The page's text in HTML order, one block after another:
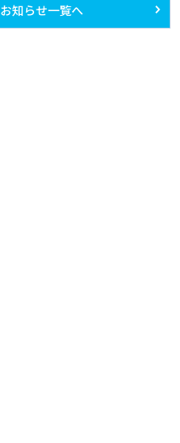
お知らせ一覧へ